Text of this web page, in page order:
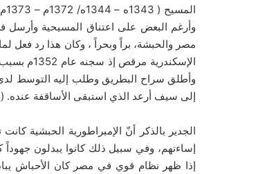
وأرغم البعض على اعتناق المسيحية وأرسل
وأطلق سراح البطريق وطلب إليه التوسط
إلى سيف أرعد الذي استبقى الأساقفة عنده.
الجدير بالذكر أنّ الإمبراطورية الحبشية
إساءتهم، وفي سبيل ذلك كانوا يبدلون
إذا ظهر نظام قوي في مصر كان الأحباش